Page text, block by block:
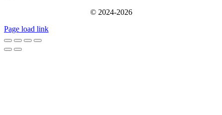
© 2024-2026
Page load link